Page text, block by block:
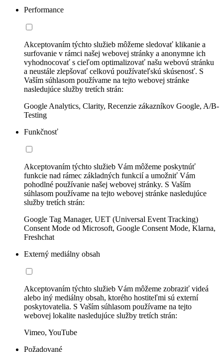
Performance
Akceptovaním týchto služieb môžeme sledovať klikanie a
surfovanie v rámci našej webovej stránky a anonymne ich
vyhodnocovať s cieľom optimalizovať našu webovú stránku
a neustále zlepšovať celkovú používateľskú skúsenosť. S
Vaším súhlasom používame na tejto webovej stránke
nasledujúce služby tretích strán:
Google Analytics, Clarity, Recenzie zákazníkov Google, A/B-
Testing
Funkčnosť
Akceptovaním týchto služieb Vám môžeme poskytnúť
funkcie nad rámec základných funkcií a umožniť Vám
pohodlné používanie našej webovej stránky. S Vaším
súhlasom používame na tejto webovej stránke nasledujúce
služby tretích strán:
Google Tag Manager, UET (Universal Event Tracking)
Consent Mode od Microsoft, Google Consent Mode, Klarna,
Freshchat
Externý mediálny obsah
Akceptovaním týchto služieb Vám môžeme zobraziť videá
alebo iný mediálny obsah, ktorého hostiteľmi sú externí
poskytovatelia. S Vaším súhlasom používame na tejto
webovej lokalite nasledujúce služby tretích strán:
Vimeo, YouTube
Požadované